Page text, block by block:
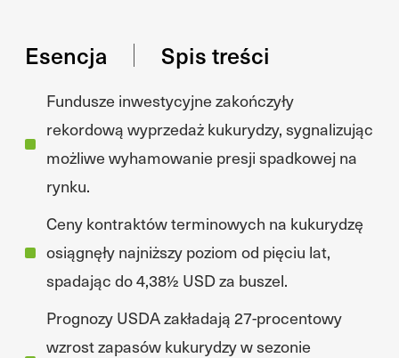
Esencja Spis treści
Fundusze inwestycyjne zakończyły
rekordową wyprzedaż kukurydzy, sygnalizując
możliwe wyhamowanie presji spadkowej na
rynku.
Ceny kontraktów terminowych na kukurydzę
osiągnęły najniższy poziom od pięciu lat,
spadając do 4,38½ USD za buszel.
Prognozy USDA zakładają 27-procentowy
wzrost zapasów kukurydzy w sezonie